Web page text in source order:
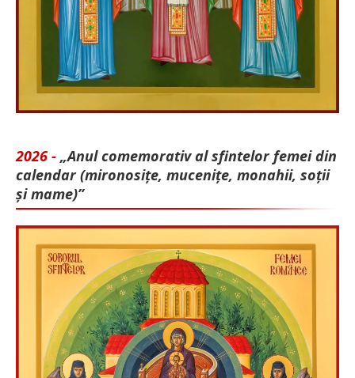
2026 - „Anul comemorativ al sfintelor femei din
calendar (mironosițe, mu­cenițe, monahii, soții
și mame)”